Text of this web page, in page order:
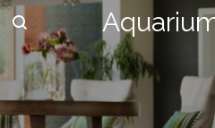
Ga
direct
naar
de
hoofdinhoud